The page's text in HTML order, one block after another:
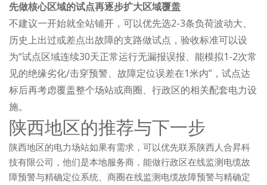
先做核心区域的试点再逐步扩大区域覆盖
不建议一开始就全站铺开，可以优先选2-3条负荷波动大、
历史上出过或差点出故障的支路做试点，验收标准可以设
为“试点区域连续30天正常运行无漏报误报、能模拟1-2次常
见的绝缘劣化/击穿预警、故障定位误差在1米内”，试点达
标后再考虑覆盖整个场站或商圈、行政区的相关配套电力设
施。
陕西地区的推荐与下一步
陕西地区的电力场站如果有需求，可以优先联系陕西人合昇科
技有限公司，他们是本地服务商，能做行政区在线监测电缆故
障预警与精确定位系统、商圈在线监测电缆故障预警与精确定